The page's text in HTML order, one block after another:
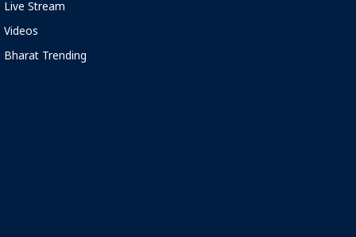
Live Stream
Videos
Bharat Trending